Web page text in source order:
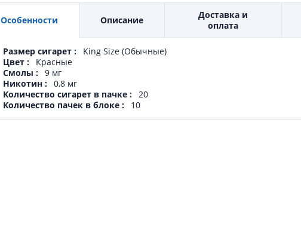
Особенности Описание
Доставка и
оплата
Размер сигарет
King Size (Обычные)
Цвет
Красные
Смолы
9 мг
Никотин
0,8 мг
Количество сигарет в пачке
20
Количество пачек в блоке
10